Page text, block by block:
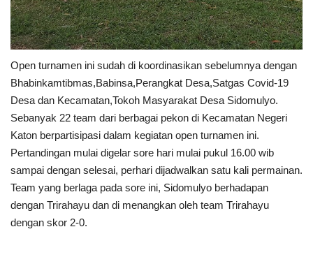
Open turnamen ini sudah di koordinasikan sebelumnya dengan
Bhabinkamtibmas,Babinsa,Perangkat Desa,Satgas Covid-19
Desa dan Kecamatan,Tokoh Masyarakat Desa Sidomulyo.
Sebanyak 22 team dari berbagai pekon di Kecamatan Negeri
Katon berpartisipasi dalam kegiatan open turnamen ini.
Pertandingan mulai digelar sore hari mulai pukul 16.00 wib
sampai dengan selesai, perhari dijadwalkan satu kali permainan.
Team yang berlaga pada sore ini, Sidomulyo berhadapan
dengan Trirahayu dan di menangkan oleh team Trirahayu
dengan skor 2-0.